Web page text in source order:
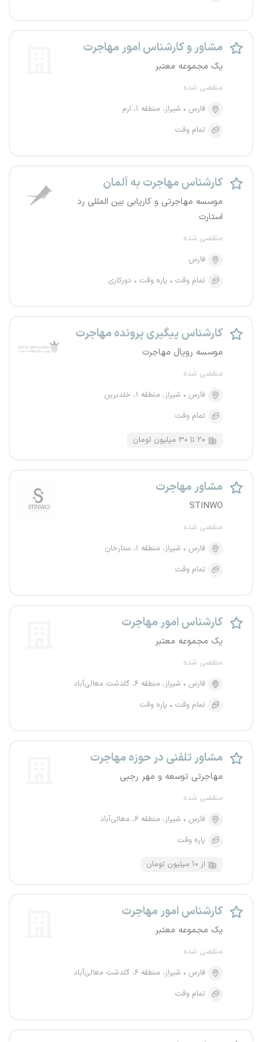
مشاور و کارشناس امور مهاجرت
یک مجموعه معتبر
منقضی شده
فارس
شیراز، منطقه ۱، ارم
تمام وقت
کارشناس مهاجرت به آلمان
موسسه مهاجرتی و کاریابی بین المللی رد
استارت
منقضی شده
فارس
تمام وقت
پاره وقت دورکاری
کارشناس پیگیری پرونده مهاجرت
موسسه رویال مهاجرت
منقضی شده
فارس
شیراز، منطقه ۱، خلدبرین
تمام وقت
۲۰ تا ۳۰ میلیون تومان
مشاور مهاجرت
STINWO
منقضی شده
فارس
شیراز، منطقه ۱، ستارخان
تمام وقت
کارشناس امور مهاجرت
یک مجموعه معتبر
منقضی شده
فارس
شیراز، منطقه ۶، گلدشت معالی‌آباد
تمام وقت
پاره وقت
مشاور تلفنی در حوزه مهاجرت
مهاجرتی توسعه و مهر رجبی
منقضی شده
فارس
شیراز، منطقه ۶، معالی‌آباد
پاره وقت
از ۱۰ میلیون تومان
کارشناس امور مهاجرت
یک مجموعه معتبر
منقضی شده
فارس
شیراز، منطقه ۶، گلدشت معالی‌آباد
تمام وقت